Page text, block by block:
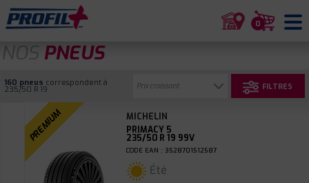
0
NOS PNEUS
160 pneus correspondent à
235/50 R 19 FILTRES
PREMIUM
MICHELIN
PRIMACY 5
235/50 R 19 99V
CODE EAN : 3528701512587
Été